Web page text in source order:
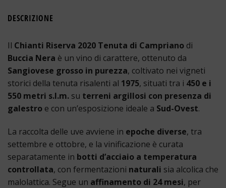
DESCRIZIONE
Il Chianti Riserva 2020 Tenuta di Campriano di
Buccia Nera è un vino di carattere, ottenuto da
Sangiovese grosso in purezza, coltivato nei vigneti
storici della tenuta risalenti al 1975, situati tra i 450 e i
550 metri s.l.m. su terreni argillosi con presenza di
galestro e con un’esposizione ideale a Sud-Ovest.
La raccolta delle uve avviene in epoche diverse, tra
settembre e ottobre, e la vinificazione è curata
separatamente in botti d’acciaio a temperatura
controllata, con fermentazioni naturali sia alcolica che
malolattica. Segue un affinamento di 24 mesi, per